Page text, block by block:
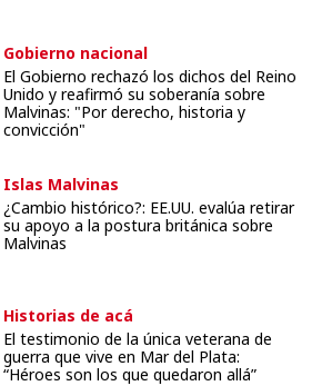
Gobierno nacional
El Gobierno rechazó los dichos del Reino
Unido y reafirmó su soberanía sobre
Malvinas: "Por derecho, historia y
convicción"
Islas Malvinas
¿Cambio histórico?: EE.UU. evalúa retirar
su apoyo a la postura británica sobre
Malvinas
Historias de acá
El testimonio de la única veterana de
guerra que vive en Mar del Plata:
“Héroes son los que quedaron allá”